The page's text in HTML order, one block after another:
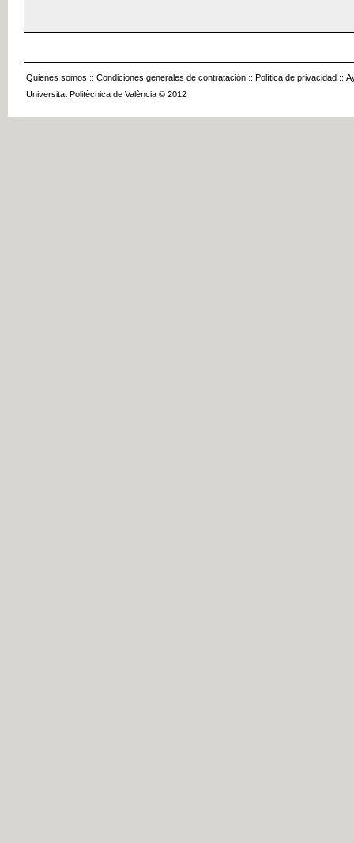
Quienes somos :: Condiciones generales de contratación :: Política de privacidad ::
Universitat Politècnica de València © 2012